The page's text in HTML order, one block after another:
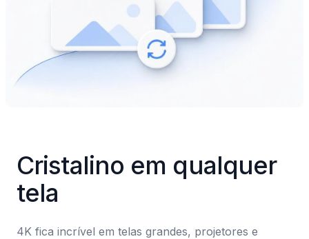
Cristalino em qualquer
tela
4K fica incrível em telas grandes, projetores e